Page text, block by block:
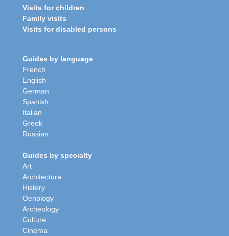
Visits for children
Family visits
Visits for disabled persons
Guides by language
French
English
German
Spanish
Italian
Greek
Russian
Guides by specialty
Art
Architecture
History
Oenology
Archeology
Culture
Cinema